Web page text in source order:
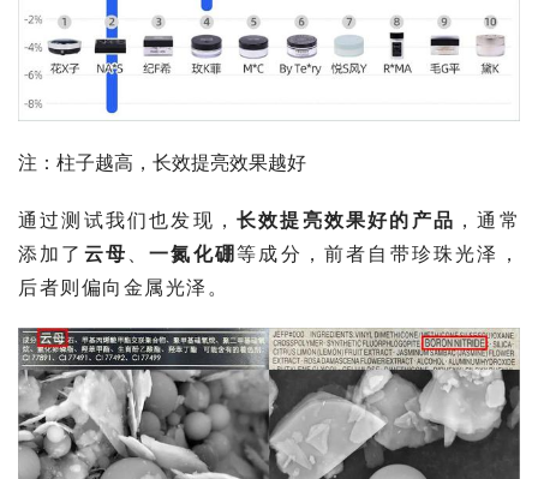
注：柱子越高，长效提亮效果越好
通过测试我们也发现，长效提亮效果好的产品 ，通常
添加了 云母、一氮化硼等成分，前者自带珍珠光泽，
后者则偏向金属光泽。